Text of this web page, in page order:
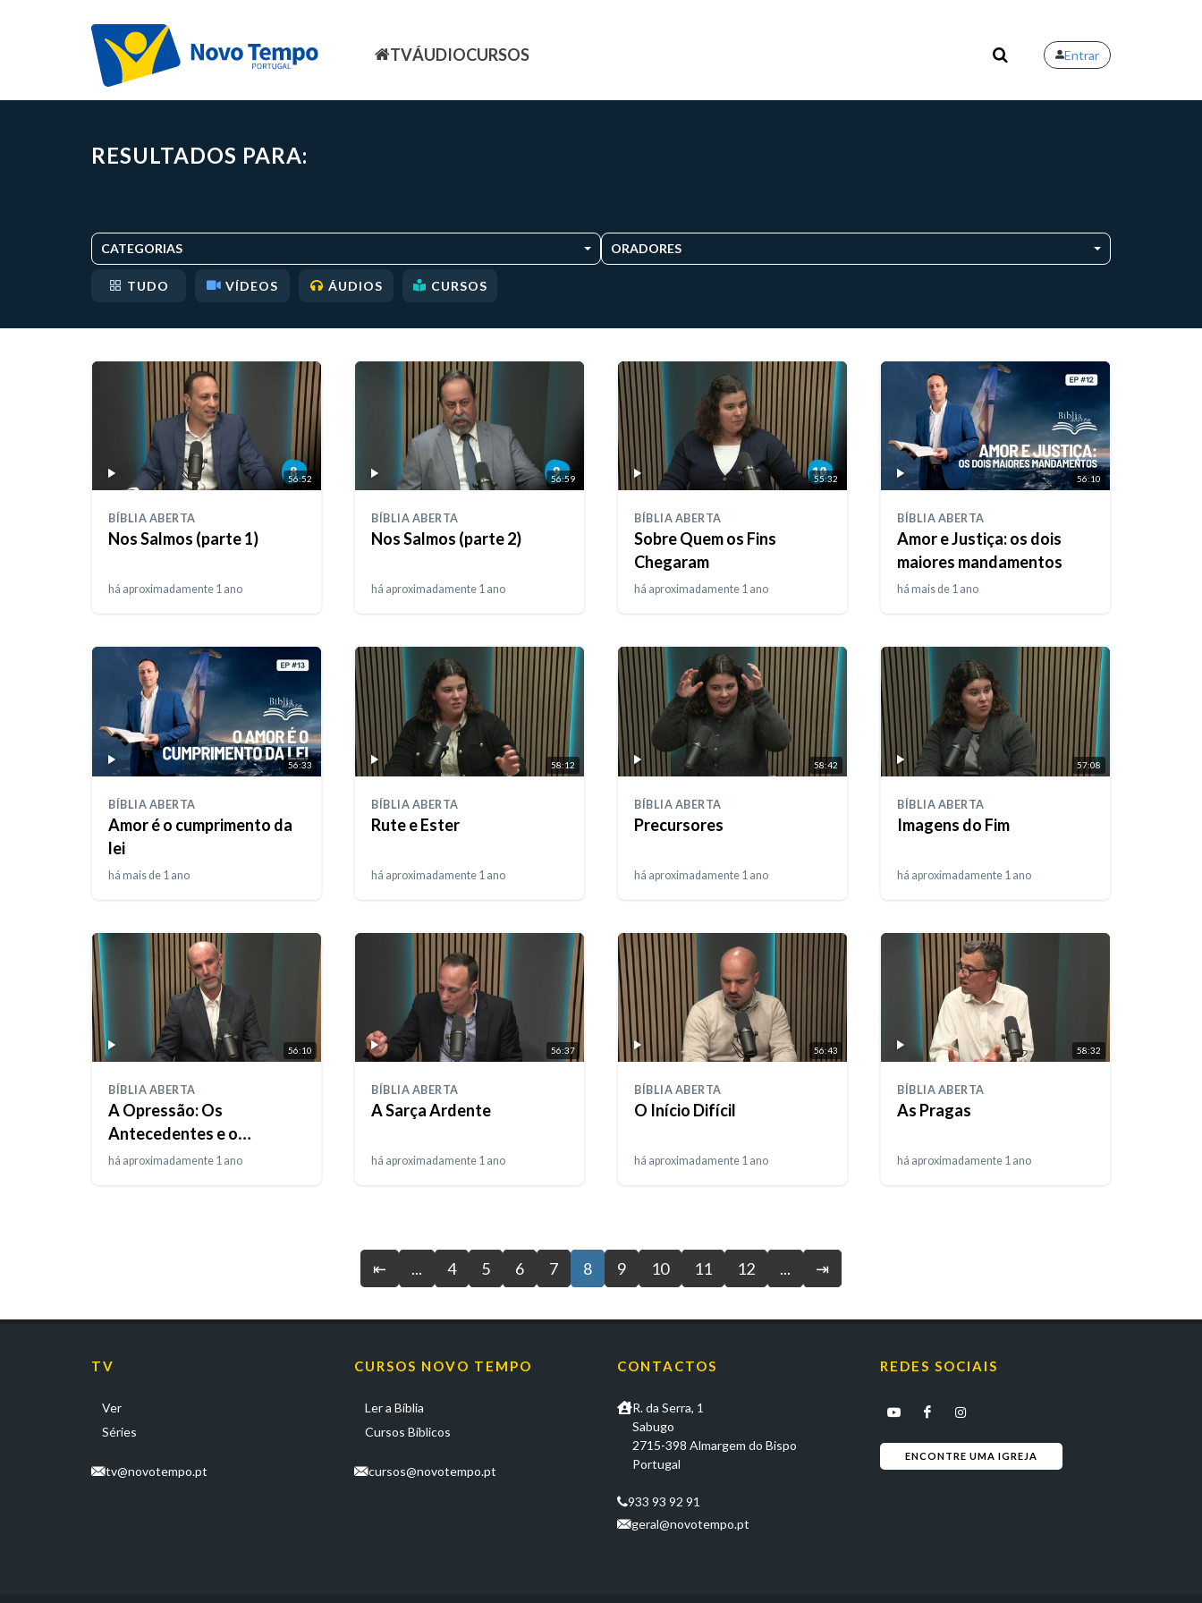
TVÁUDIOCURSOS Entrar
RESULTADOS PARA:
CATEGORIAS ORADORES
TUDO VÍDEOS ÁUDIOS CURSOS
56:52
BÍBLIA ABERTA
Nos Salmos (parte 1)
há aproximadamente 1 ano
56:59
BÍBLIA ABERTA
Nos Salmos (parte 2)
há aproximadamente 1 ano
55:32
BÍBLIA ABERTA
Sobre Quem os Fins
Chegaram
há aproximadamente 1 ano
56:10
BÍBLIA ABERTA
Amor e Justiça: os dois
maiores mandamentos
há mais de 1 ano
56:33
BÍBLIA ABERTA
Amor é o cumprimento da
lei
há mais de 1 ano
58:12
BÍBLIA ABERTA
⁠Rute e Ester
há aproximadamente 1 ano
58:42
BÍBLIA ABERTA
Precursores
há aproximadamente 1 ano
57:08
BÍBLIA ABERTA
⁠Imagens do Fim
há aproximadamente 1 ano
56:10
BÍBLIA ABERTA
A Opressão: Os
Antecedentes e o
Nascimento de Moisés
há aproximadamente 1 ano
56:37
BÍBLIA ABERTA
A Sarça Ardente
há aproximadamente 1 ano
56:43
BÍBLIA ABERTA
O Início Difícil
há aproximadamente 1 ano
58:32
BÍBLIA ABERTA
As Pragas
há aproximadamente 1 ano
⇤ ... 4 5 6 7 8 9 10 11 12 ... ⇥
TV
Ver
Séries
tv@novotempo.pt
CURSOS NOVO TEMPO
Ler a Bíblia
Cursos Bíblicos
cursos@novotempo.pt
CONTACTOS
R. da Serra, 1
Sabugo
2715-398 Almargem do Bispo
Portugal
933 93 92 91
geral@novotempo.pt
REDES SOCIAIS
ENCONTRE UMA IGREJA